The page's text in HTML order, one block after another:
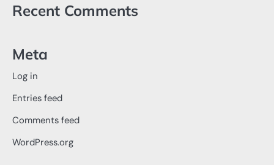
Recent Comments
Meta
Log in
Entries feed
Comments feed
WordPress.org